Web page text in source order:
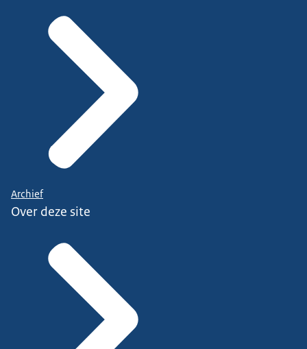
Archief
Over deze site